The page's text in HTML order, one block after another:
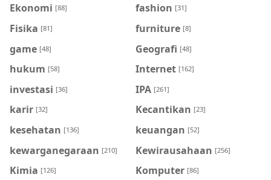
Ekonomi [88] fashion [31]
Fisika [81] furniture [8]
game [48] Geografi [48]
hukum [58] Internet [162]
investasi [36] IPA [261]
karir [32] Kecantikan [23]
kesehatan [136] keuangan [52]
kewarganegaraan [210] Kewirausahaan [256]
Kimia [126] Komputer [86]